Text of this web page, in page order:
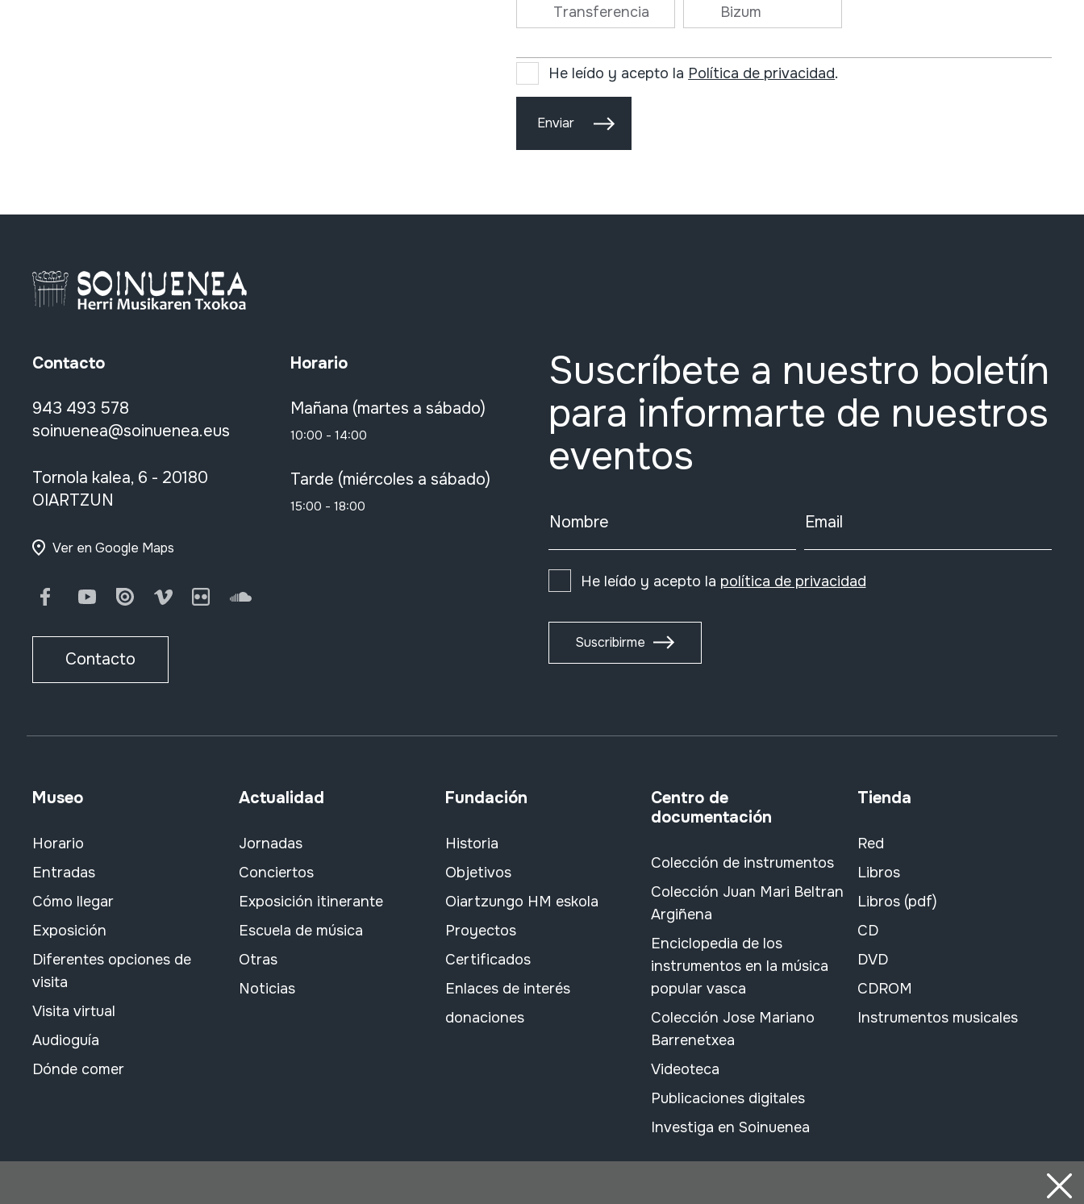
Transferencia Bizum
He leído y acepto la Política de privacidad.
Enviar
Contacto
943 493 578
soinuenea@soinuenea.eus
Tornola kalea, 6 - 20180
OIARTZUN
Ver en Google Maps
FacebookYoutubeIssuu Vimeo FlickrSoundCloud
Contacto
Horario
Mañana (martes a sábado)
10:00 - 14:00
Tarde (miércoles a sábado)
15:00 - 18:00
Suscríbete a nuestro boletín
para informarte de nuestros
eventos
Nombre Email
He leído y acepto la política de privacidad
Suscribirme
Museo
Horario
Entradas
Cómo llegar
Exposición
Diferentes opciones de
visita
Visita virtual
Audioguía
Dónde comer
Actualidad
Jornadas
Conciertos
Exposición itinerante
Escuela de música
Otras
Noticias
Fundación
Historia
Objetivos
Oiartzungo HM eskola
Proyectos
Certificados
Enlaces de interés
donaciones
Centro de
documentación
Colección de instrumentos
Colección Juan Mari Beltran
Argiñena
Enciclopedia de los
instrumentos en la música
popular vasca
Colección Jose Mariano
Barrenetxea
Videoteca
Publicaciones digitales
Investiga en Soinuenea
Tienda
Red
Libros
Libros (pdf)
CD
DVD
CDROM
Instrumentos musicales